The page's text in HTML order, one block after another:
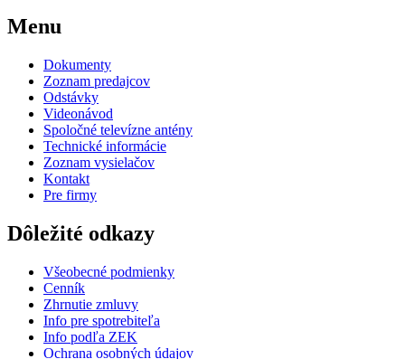
Menu
Dokumenty
Zoznam predajcov
Odstávky
Videonávod
Spoločné televízne antény
Technické informácie
Zoznam vysielačov
Kontakt
Pre firmy
Dôležité odkazy
Všeobecné podmienky
Cenník
Zhrnutie zmluvy
Info pre spotrebiteľa
Info podľa ZEK
Ochrana osobných údajov